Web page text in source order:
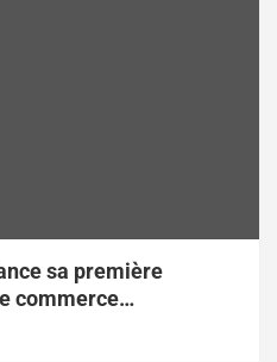
sa première
commerce
les